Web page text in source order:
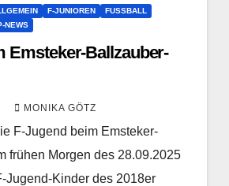
F-JUNIOREN
FUSSBALL
NEWS
Emsteker-Ballzauber-
MONIKA GÖTZ
F-Jugend beim Emsteker-
frühen Morgen des 28.09.2025
Jugend-Kinder des 2018er